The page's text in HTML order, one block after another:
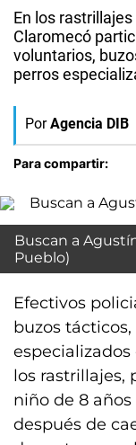
En los
Claromecó
voluntarios,
perros
Por Agencia DIB
Para compartir:
Buscan a
Pueblo)
Efectivos
buzos
los rastrillajes,
niño de 8
después de